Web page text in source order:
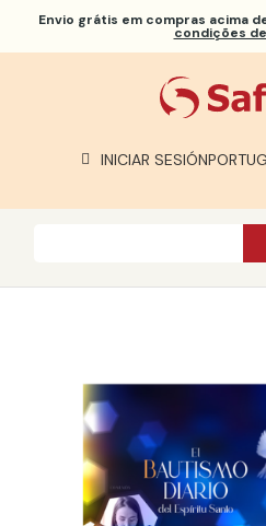
Envio grátis em compras acima
condições
INICIAR SESIÓN
SOBRE NÓS